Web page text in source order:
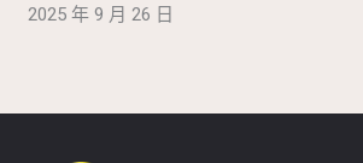
2025 年 9 月 26 日